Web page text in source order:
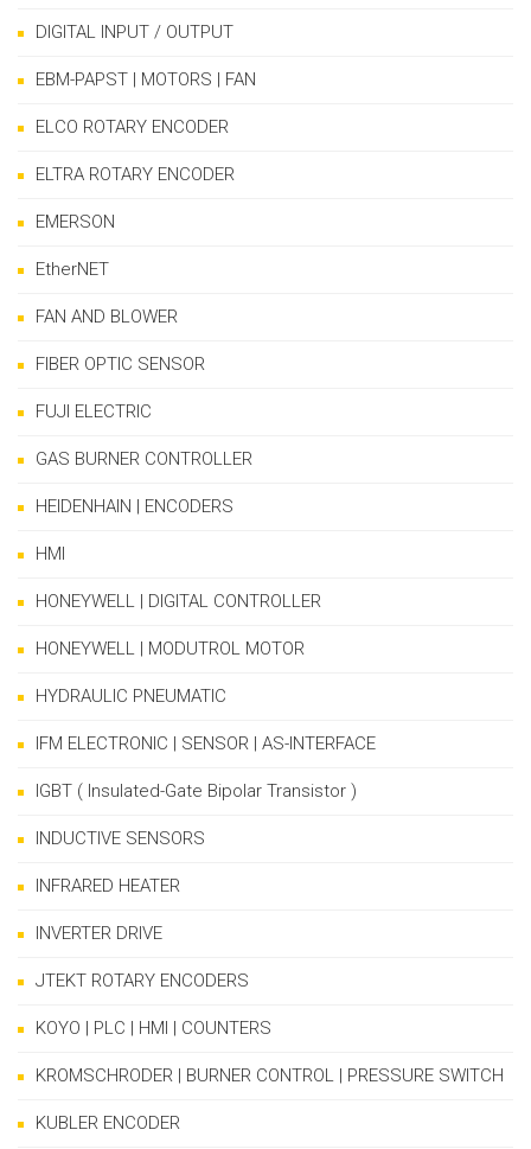
DIGITAL INPUT / OUTPUT
EBM-PAPST | MOTORS | FAN
ELCO ROTARY ENCODER
ELTRA ROTARY ENCODER
EMERSON
EtherNET
FAN AND BLOWER
FIBER OPTIC SENSOR
FUJI ELECTRIC
GAS BURNER CONTROLLER
HEIDENHAIN | ENCODERS
HMI
HONEYWELL | DIGITAL CONTROLLER
HONEYWELL | MODUTROL MOTOR
HYDRAULIC PNEUMATIC
IFM ELECTRONIC | SENSOR | AS-INTERFACE
IGBT ( Insulated-Gate Bipolar Transistor )
INDUCTIVE SENSORS
INFRARED HEATER
INVERTER DRIVE
JTEKT ROTARY ENCODERS
KOYO | PLC | HMI | COUNTERS
KROMSCHRODER | BURNER CONTROL | PRESSURE SWITCH
KUBLER ENCODER